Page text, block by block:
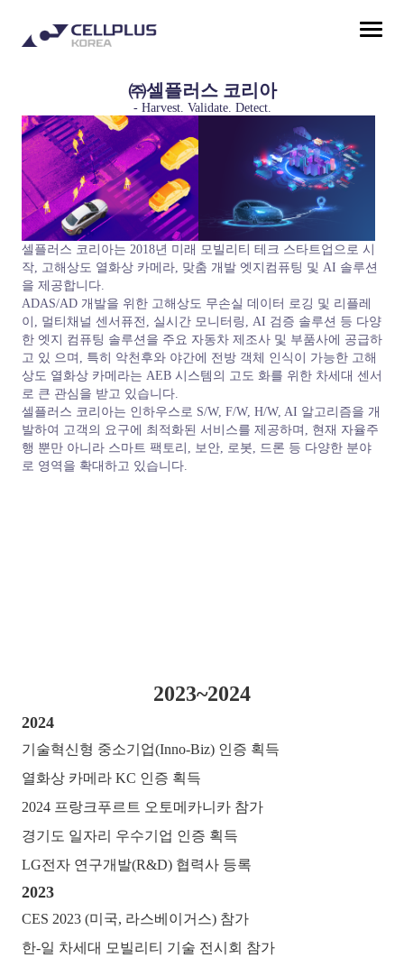
㈜셀플러스 코리아
- Harvest. Validate. Detect.
셀플러스 코리아는 2018년 미래 모빌리티 테크 스타트업으로 시
작, 고해상도 열화상 카메라, 맞춤 개발 엣지컴퓨팅 및 AI 솔루션
을 제공합니다.
ADAS/AD 개발을 위한 고해상도 무손실 데이터 로깅 및 리플레
이, 멀티채널 센서퓨전, 실시간 모니터링, AI 검증 솔루션 등 다양
한 엣지 컴퓨팅 솔루션을 주요 자동차 제조사 및 부품사에 공급하
고 있 으며, 특히 악천후와 야간에 전방 객체 인식이 가능한 고해
상도 열화상 카메라는 AEB 시스템의 고도 화를 위한 차세대 센서
로 큰 관심을 받고 있습니다.
셀플러스 코리아는 인하우스로 S/W, F/W, H/W, AI 알고리즘을 개
발하여 고객의 요구에 최적화된 서비스를 제공하며, 현재 자율주
행 뿐만 아니라 스마트 팩토리, 보안, 로봇, 드론 등 다양한 분야
로 영역을 확대하고 있습니다.
2023~2024
2024
기술혁신형 중소기업(Inno-Biz) 인증 획득
열화상 카메라 KC 인증 획득
2024 프랑크푸르트 오토메카니카 참가
경기도 일자리 우수기업 인증 획득
LG전자 연구개발(R&D) 협력사 등록
2023
CES 2023 (미국, 라스베이거스) 참가
한-일 차세대 모빌리티 기술 전시회 참가